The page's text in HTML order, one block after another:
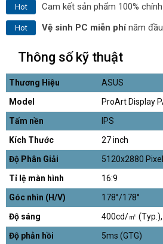
Hot Cam kết sản phẩm 100%
Hot Vệ sinh PC miễn phínăm
Thông số kỹ thuật
Thương Hiệu
ASUS
Model
ProArt Display
Tấm nền
IPS
Kích Thước
27 inch
Độ Phân Giải
5120x2880
Tỉ lệ màn hình
16:9
Góc nhìn (H/V)
178°/178°
Độ sáng
400cd/㎡
Độ phản hồi
5ms (GTG)